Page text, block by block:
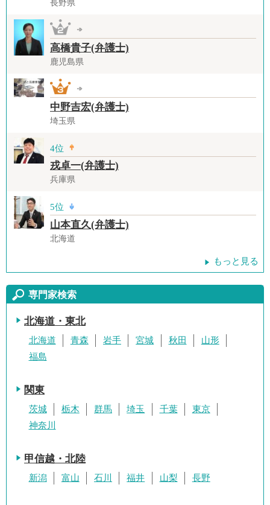
長野県
高橋貴子(弁護士)
鹿児島県
中野吉宏(弁護士)
埼玉県
4位
戎卓一(弁護士)
兵庫県
5位
山本直久(弁護士)
北海道
もっと見る
専門家検索
北海道・東北
北海道 青森 岩手 宮城 秋田
山形
福島
関東
茨城 栃木 群馬 埼玉 千葉
東京
神奈川
甲信越・北陸
新潟 富山 石川 福井 山梨 長野